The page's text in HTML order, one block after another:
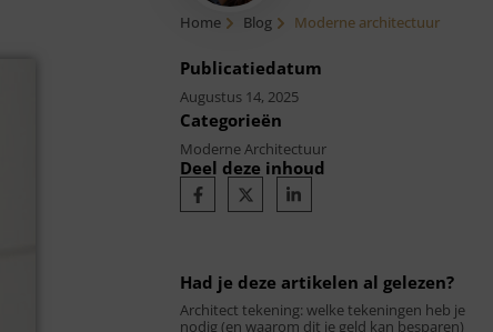
Home Blog Moderne architectuur
Publicatiedatum
Augustus 14, 2025
Categorieën
Moderne Architectuur
Deel deze inhoud
Had je deze artikelen al gelezen?
Architect tekening: welke tekeningen heb je
nodig (en waarom dit je geld kan besparen)